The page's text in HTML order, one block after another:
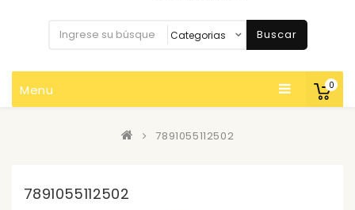
0
Buscar
Menu
7891055112502
7891055112502